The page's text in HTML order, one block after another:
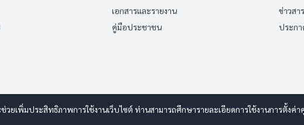
เอกสารและรายงาน
คู่มือประชาชน
ข่าวสา
ประกา
เพิ่มประสิทธิภาพการใช้งานเว็บไซต์ ท่านสามารถศึกษารายละเอียดการใช้งานการตั้งค่า